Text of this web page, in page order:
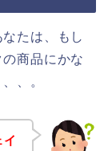
たは、もし
商品にかな
、。